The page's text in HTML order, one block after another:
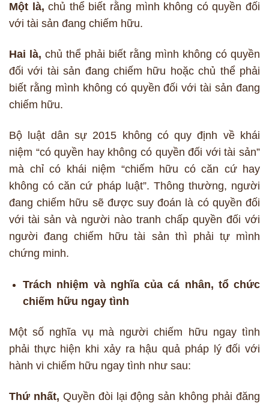
Một là, chủ thể biết rằng mình không có quyền đối
với tài sản đang chiếm hữu.
Hai là, chủ thể phải biết rằng mình không có quyền
đối với tài sản đang chiếm hữu hoặc chủ thể phải
biết rằng mình không có quyền đối với tài sản đang
chiếm hữu.
Bộ luật dân sự 2015 không có quy định về khái
niệm “có quyền hay không có quyền đối với tài sản”
mà chỉ có khái niệm “chiếm hữu có căn cứ hay
không có căn cứ pháp luật”. Thông thường, người
đang chiếm hữu sẽ được suy đoán là có quyền đối
với tài sản và người nào tranh chấp quyền đối với
người đang chiếm hữu tài sản thì phải tự mình
chứng minh.
Trách nhiệm và nghĩa của cá nhân, tổ chức
chiếm hữu ngay tình
Một số nghĩa vụ mà người chiếm hữu ngay tình
phải thực hiện khi xảy ra hậu quả pháp lý đối với
hành vi chiếm hữu ngay tình như sau:
Thứ nhất, Quyền đòi lại động sản không phải đăng